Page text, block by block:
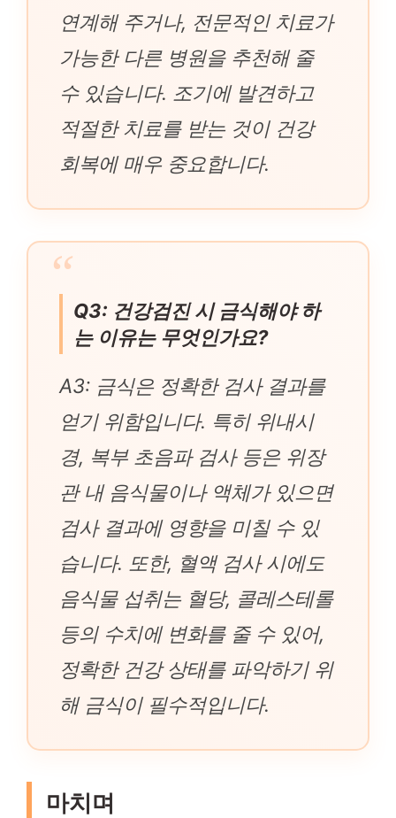
연계해 주거나, 전문적인 치료가
가능한 다른 병원을 추천해 줄
수 있습니다. 조기에 발견하고
적절한 치료를 받는 것이 건강
회복에 매우 중요합니다.
Q3: 건강검진 시 금식해야 하
는 이유는 무엇인가요?
A3: 금식은 정확한 검사 결과를
얻기 위함입니다. 특히 위내시
경, 복부 초음파 검사 등은 위장
관 내 음식물이나 액체가 있으면
검사 결과에 영향을 미칠 수 있
습니다. 또한, 혈액 검사 시에도
음식물 섭취는 혈당, 콜레스테롤
등의 수치에 변화를 줄 수 있어,
정확한 건강 상태를 파악하기 위
해 금식이 필수적입니다.
마치며